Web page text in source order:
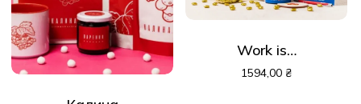
Work is…
1594,00 ₴